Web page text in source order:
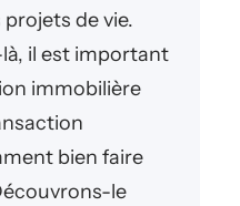
de vie.
il est important
immobilière
bien faire
le